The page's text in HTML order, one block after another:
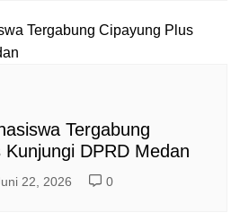
Tergabung
Kunjungi DPRD Medan
22, 2026 0